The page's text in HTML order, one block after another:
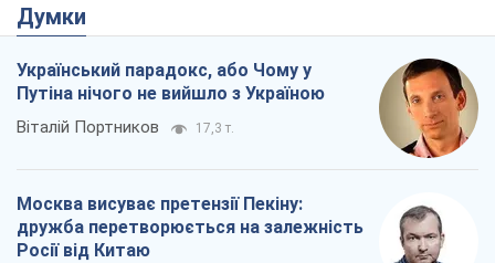
Думки
Український парадокс, або Чому у
Путіна нічого не вийшло з Україною
Віталій Портников 17,3 т.
Москва висуває претензії Пекіну:
дружба перетворюється на залежність
Росії від Китаю